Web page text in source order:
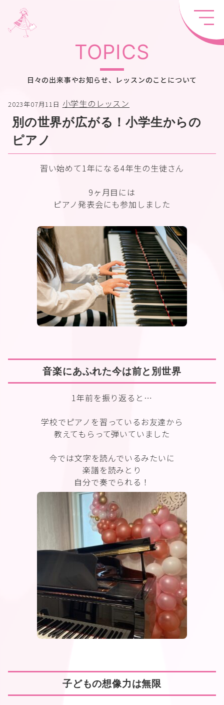
TOPICS
日々の出来事やお知らせ、レッスンのことについて
2023年07月11日 小学生のレッスン
別の世界が広がる！小学生からの
ピアノ
習い始めて1年になる4年生の生徒さん
9ヶ月目には
ピアノ発表会にも参加しました
音楽にあふれた今は前と別世界
1年前を振り返ると…
学校でピアノを習っているお友達から
教えてもらって弾いていました
今では文字を読んでいるみたいに
楽譜を読みとり
自分で奏でられる！
子どもの想像力は無限